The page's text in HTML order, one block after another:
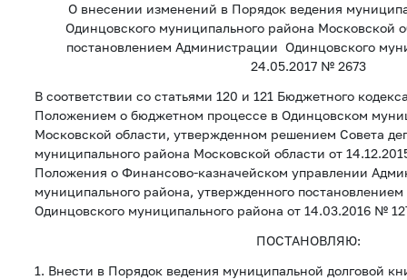
О внесении изменений в Порядок ведения
Одинцовского муниципального района Московской
постановлением Администрации Одинцовского
24.05.2017 № 2673
В соответствии со статьями 120 и 121 Бюджетного
Положением о бюджетном процессе в Одинцовском
Московской области, утвержденном решением Совета
муниципального района Московской области от
Положения о Финансово-казначейском управлении
муниципального района, утвержденного
Одинцовского муниципального района от 14.03.2016 №
ПОСТАНОВЛЯЮ:
1. Внести в Порядок ведения муниципальной долговой